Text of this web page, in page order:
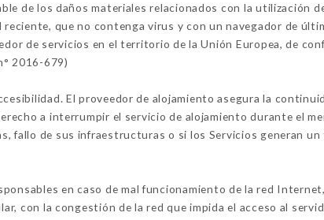
de los daños materiales relacionados con la utilización
que no contenga virus y con un navegador de
de servicios en el territorio de la Unión Europea, de
2016-679)
El proveedor de alojamiento asegura la
a interrumpir el servicio de alojamiento durante el
fallo de sus infraestructuras o si los Servicios generan
en caso de mal funcionamiento de la red
con la congestión de la red que impida el acceso al